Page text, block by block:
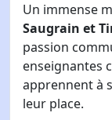
Un immense
Saugrain et
passion
enseignantes
apprennent à
leur place.